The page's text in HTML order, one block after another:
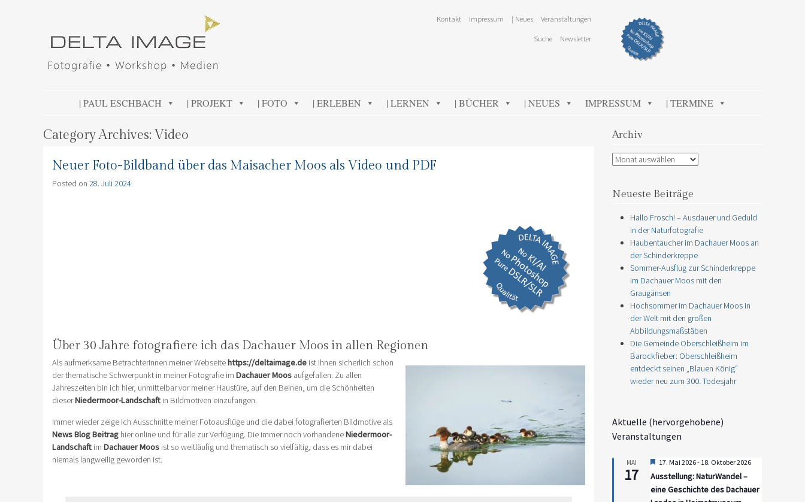
Kontakt Impressum | Neues Veranstaltungen
Suche Newsletter
SKIP TO CONTENT
| PAUL ESCHBACH | PROJEKT | FOTO | ERLEBEN | LERNEN | BÜCHER | NEUES IMPRESSUM | TERMINE
Category Archives: Video
Neuer Foto-Bildband über das Maisacher Moos als Video und PDF
Posted on 28. Juli 2024
Über 30 Jahre fotografiere ich das Dachauer Moos in allen Regionen
Als aufmerksame BetrachterInnen meiner Webseitehttps://deltaimage.de ist Ihnen sicherlich schon
der thematische Schwerpunkt in meiner Fotografie im Dachauer Moos aufgefallen. Zu allen
Jahreszeiten bin ich hier, unmittelbar vor meiner Haustüre, auf den Beinen, um die Schönheiten
dieserNiedermoor-Landschaft in Bildmotiven einzufangen.
Immer wieder zeige ich Ausschnitte meiner Fotoausflüge und die dabei fotografierten Bildmotive als
News Blog Beitrag hier online und für alle zur Verfügung. Die immer noch vorhandeneNiedermoor-
Landschaft im Dachauer Moos ist so weitläufig und thematisch so vielfältig, dass es mir dabei
niemals langweilig geworden ist.
Archiv
Archiv
Neueste Beiträge
Hallo Frosch! – Ausdauer und Geduld
in der Naturfotografie
Haubentaucher im Dachauer Moos an
der Schinderkreppe
Sommer-Ausflug zur Schinderkreppe
im Dachauer Moos mit den
Graugänsen
Hochsommer im Dachauer Moos in
der Welt mit den großen
Abbildungsmaßstäben
Die Gemeinde Oberschleißheim im
Barockfieber: Oberschleißheim
entdeckt seinen „Blauen König“
wieder neu zum 300. Todesjahr
Aktuelle (hervorgehobene)
Veranstaltungen
MAI
17
Hervorgehoben
17. Mai 2026- 18. Oktober 2026
Ausstellung: NaturWandel –
eine Geschichte des Dachauer